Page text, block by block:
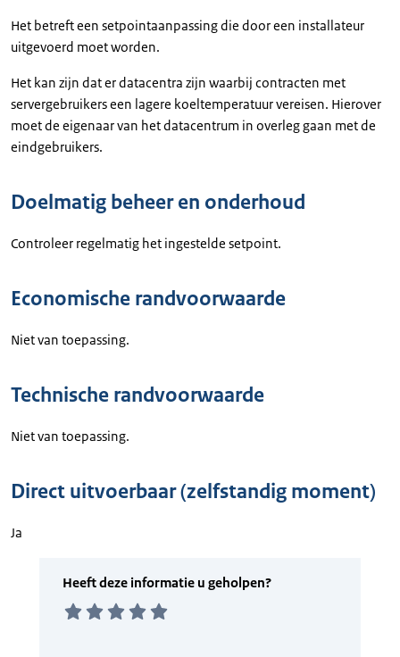
Het betreft een setpointaanpassing die door een installateur
uitgevoerd moet worden.
Het kan zijn dat er datacentra zijn waarbij contracten met
servergebruikers een lagere koeltemperatuur vereisen. Hierover
moet de eigenaar van het datacentrum in overleg gaan met de
eindgebruikers.
Doelmatig beheer en onderhoud
Controleer regelmatig het ingestelde setpoint.
Economische randvoorwaarde
Niet van toepassing.
Technische randvoorwaarde
Niet van toepassing.
Direct uitvoerbaar (zelfstandig moment)
Ja